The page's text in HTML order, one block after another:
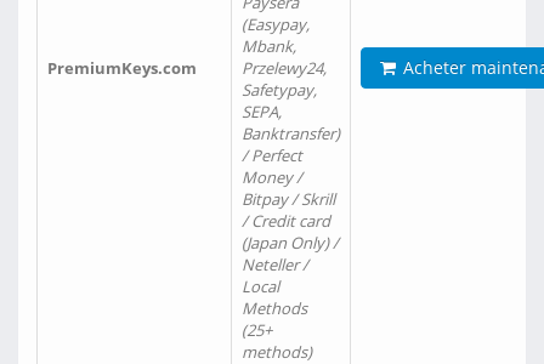
PremiumKeys.com
(Easypay,
Mbank,
Przelewy24,
Safetypay,
SEPA,
Banktransfer)
/ Perfect
Money /
Bitpay / Skrill
/ Credit card
(Japan Only) /
Neteller /
Local
Methods
(25+
methods)
Acheter